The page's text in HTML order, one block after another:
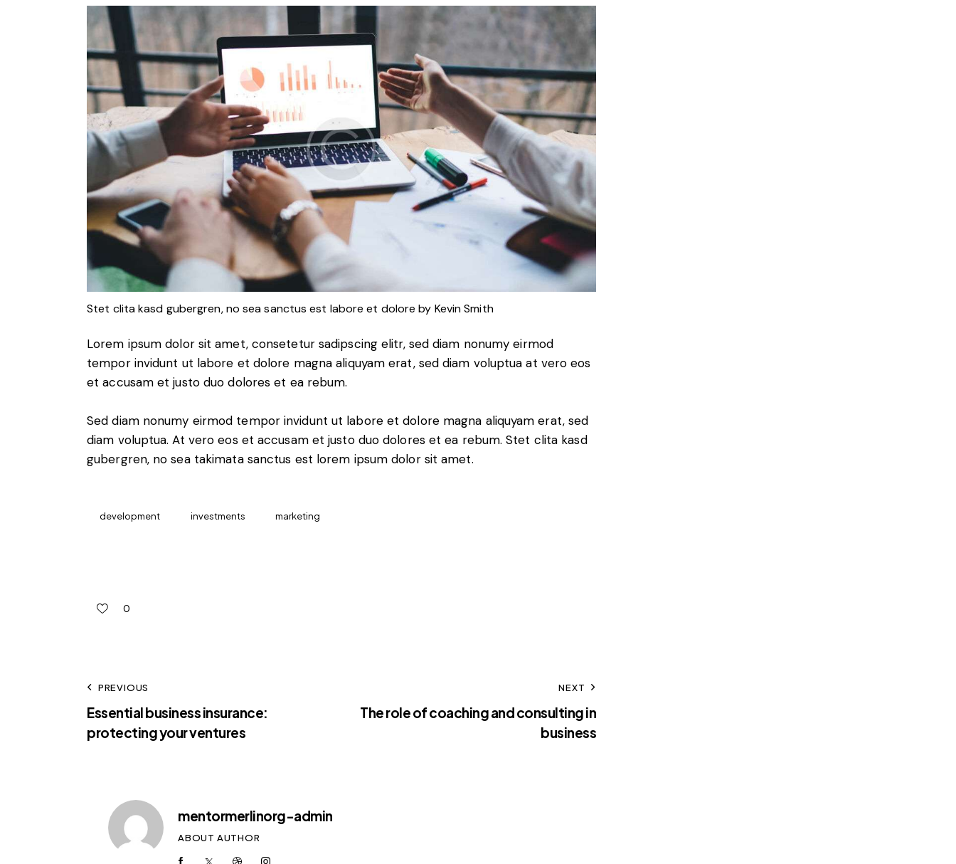
Stet clita kasd gubergren, no sea sanctus est labore et dolore by Kevin Smith
Lorem ipsum dolor sit amet, consetetur sadipscing elitr, sed diam nonumy eirmod
tempor invidunt ut labore et dolore magna aliquyam erat, sed diam voluptua at vero eos
et accusam et justo duo dolores et ea rebum.
Sed diam nonumy eirmod tempor invidunt ut labore et dolore magna aliquyam erat, sed
diam voluptua. At vero eos et accusam et justo duo dolores et ea rebum. Stet clita kasd
gubergren, no sea takimata sanctus est lorem ipsum dolor sit amet.
development investments marketing
0
PREVIOUS
Essential business insurance:
protecting your ventures
NEXT
The role of coaching and consulting in
business
mentormerlinorg-admin
ABOUT AUTHOR